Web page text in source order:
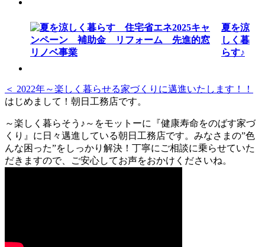
夏を涼
しく暮
らす♪
＜ 2022年～楽しく暮らせる家づくりに邁進いたします！！
はじめまして！朝日工務店です。
～楽しく暮らそう♪～をモットーに『健康寿命をのばす家づ
くり』に日々邁進している朝日工務店です。みなさまの”色
んな困った”をしっかり解決！丁寧にご相談に乗らせていた
だきますので、ご安心してお声をおかけくださいね。